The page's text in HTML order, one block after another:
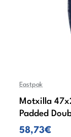
Eastpak
Motxilla
Padded
58,73€